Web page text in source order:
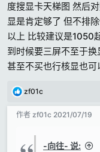
度搜显卡天梯图 然后
显是肯定够了 但不排
以上 比较建议是1050
到时候要三屏不至于
甚至不买也行核显也可
反
:
zf01c
作者 zf01c 2021/07/19
-向往- 说: